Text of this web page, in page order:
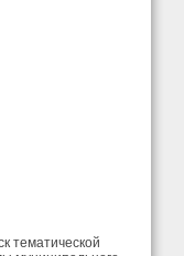
тематической